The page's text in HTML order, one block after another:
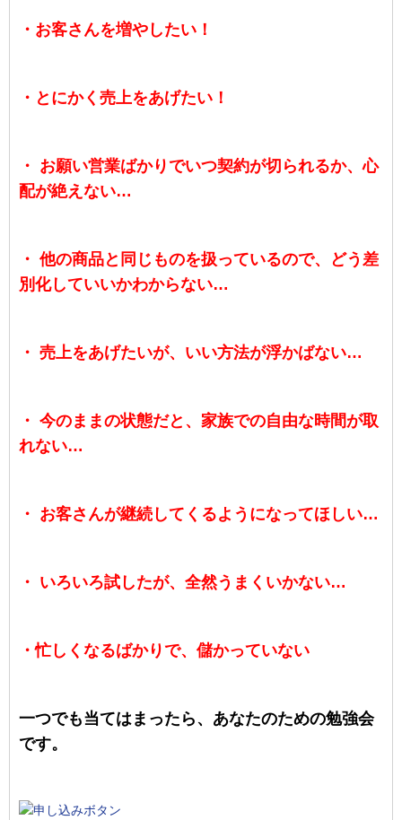
・お客さんを増やしたい！
・とにかく売上をあげたい！
・ お願い営業ばかりでいつ契約が切られるか、心
配が絶えない…
・ 他の商品と同じものを扱っているので、どう差
別化していいかわからない…
・ 売上をあげたいが、いい方法が浮かばない…
・ 今のままの状態だと、家族での自由な時間が取
れない…
・ お客さんが継続してくるようになってほしい…
・ いろいろ試したが、全然うまくいかない…
・忙しくなるばかりで、儲かっていない
一つでも当てはまったら、あなたのための勉強会
です。